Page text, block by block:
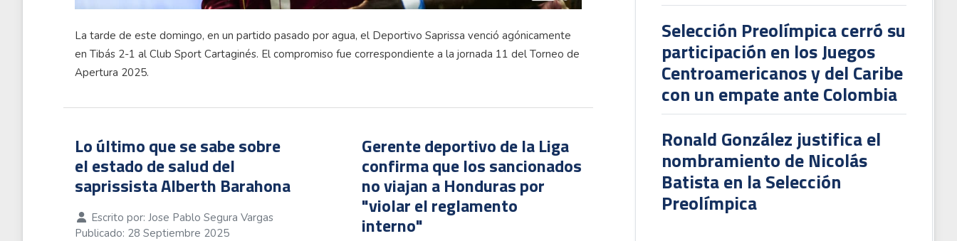
Selección Preolímpica cerró su
participación en los Juegos
Centroamericanos y del Caribe
con un empate ante Colombia
Ronald González justifica el
nombramiento de Nicolás
Batista en la Selección
Preolímpica
La tarde de este domingo, en un partido pasado por agua, el Deportivo Saprissa venció agónicamente
en Tibás 2-1 al Club Sport Cartaginés. El compromiso fue correspondiente a la jornada 11 del Torneo de
Apertura 2025.
Lo último que se sabe sobre
el estado de salud del
saprissista Alberth Barahona
Escrito por: Jose Pablo Segura Vargas
Publicado: 28 Septiembre 2025
Gerente deportivo de la Liga
confirma que los sancionados
no viajan a Honduras por
"violar el reglamento
interno"